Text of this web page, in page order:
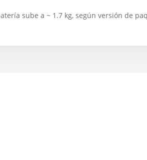
sube a ~ 1.7 kg, según versión de